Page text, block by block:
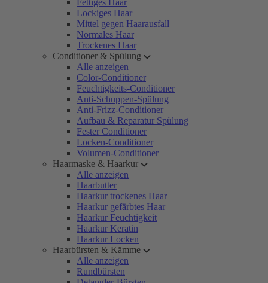
Fettiges Haar
Lockiges Haar
Mittel gegen Haarausfall
Normales Haar
Trockenes Haar
Conditioner & Spülung
Alle anzeigen
Color-Conditioner
Feuchtigkeits-Conditioner
Anti-Schuppen-Spülung
Anti-Frizz-Conditioner
Aufbau & Reparatur Spülung
Fester Conditioner
Locken-Conditioner
Volumen-Conditioner
Haarmaske & Haarkur
Alle anzeigen
Haarbutter
Haarkur trockenes Haar
Haarkur gefärbtes Haar
Haarkur Feuchtigkeit
Haarkur Keratin
Haarkur Locken
Haarbürsten & Kämme
Alle anzeigen
Rundbürsten